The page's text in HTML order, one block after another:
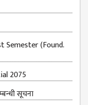
Semester (Found.
2075
सूचना